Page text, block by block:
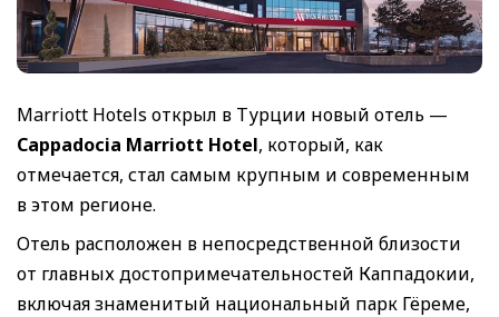
Marriott Hotels открыл в Турции новый отель —
Cappadocia Marriott Hotel, который, как
отмечается, стал самым крупным и современным
в этом регионе.
Отель расположен в непосредственной близости
от главных достопримечательностей Каппадокии,
включая знаменитый национальный парк Гёреме,